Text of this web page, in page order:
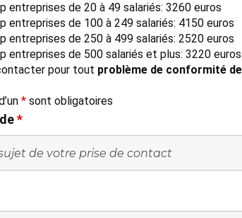
entreprises de 20 à 49 salariés: 3260 euros
entreprises de 100 à 249 salariés: 4150 euros
entreprises de 250 à 499 salariés: 2520 euros
entreprises de 500 salariés et plus: 3220 euros
pour tout problème de conformité
* sont obligatoires
*